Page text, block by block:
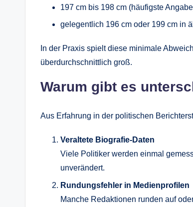
197 cm bis 198 cm (häufigste
gelegentlich 196 cm oder 199 cm in
In der Praxis spielt diese minimale
überdurchschnittlich groß.
Warum gibt es
Aus Erfahrung in der politischen
Veraltete Biografie-Daten
Viele Politiker werden einmal
unverändert.
Rundungsfehler in Medienprofilen
Manche Redaktionen runden auf